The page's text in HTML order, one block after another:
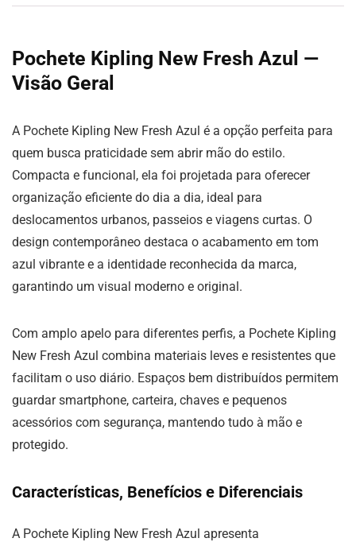
Pochete Kipling New Fresh Azul —
Visão Geral
A Pochete Kipling New Fresh Azul é a opção perfeita para
quem busca praticidade sem abrir mão do estilo.
Compacta e funcional, ela foi projetada para oferecer
organização eficiente do dia a dia, ideal para
deslocamentos urbanos, passeios e viagens curtas. O
design contemporâneo destaca o acabamento em tom
azul vibrante e a identidade reconhecida da marca,
garantindo um visual moderno e original.
Com amplo apelo para diferentes perfis, a Pochete Kipling
New Fresh Azul combina materiais leves e resistentes que
facilitam o uso diário. Espaços bem distribuídos permitem
guardar smartphone, carteira, chaves e pequenos
acessórios com segurança, mantendo tudo à mão e
protegido.
Características, Benefícios e Diferenciais
A Pochete Kipling New Fresh Azul apresenta